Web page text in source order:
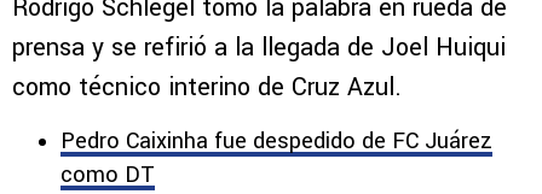
Rodrigo Schlegel tomó la palabra en rueda de
prensa y se refirió a la llegada de Joel Huiqui
como técnico interino de Cruz Azul.
Pedro Caixinha fue despedido de FC Juárez
como DT